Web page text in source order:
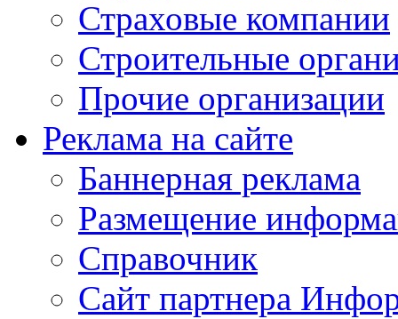
Страховые компании
Строительные
Прочие организации
Реклама на сайте
Баннерная реклама
Размещение
Справочник
Сайт партнера